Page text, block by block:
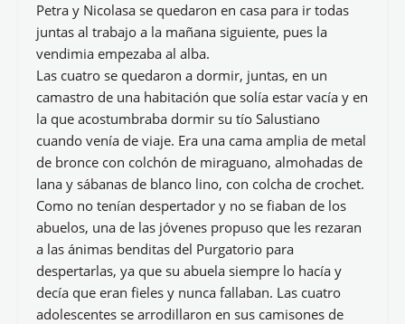
Petra y Nicolasa se quedaron en casa para ir todas
juntas al trabajo a la mañana siguiente, pues la
vendimia empezaba al alba.
Las cuatro se quedaron a dormir, juntas, en un
camastro de una habitación que solía estar vacía y en
la que acostumbraba dormir su tío Salustiano
cuando venía de viaje. Era una cama amplia de metal
de bronce con colchón de miraguano, almohadas de
lana y sábanas de blanco lino, con colcha de crochet.
Como no tenían despertador y no se fiaban de los
abuelos, una de las jóvenes propuso que les rezaran
a las ánimas benditas del Purgatorio para
despertarlas, ya que su abuela siempre lo hacía y
decía que eran fieles y nunca fallaban. Las cuatro
adolescentes se arrodillaron en sus camisones de